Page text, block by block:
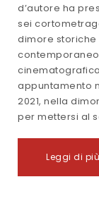
d’autore ha
sei
dimore
appuntamento
2021, nella
per mettersi al
Leggi di più